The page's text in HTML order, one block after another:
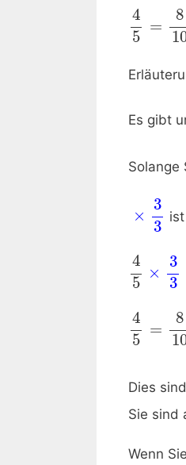
4
5
=
8
Es gibt
Solange
×
3
3
4
5
×
3
3
4
5
=
8
Dies
Sie sind
Wenn